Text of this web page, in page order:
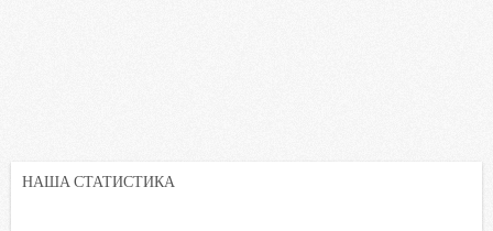
НАША СТАТИСТИКА